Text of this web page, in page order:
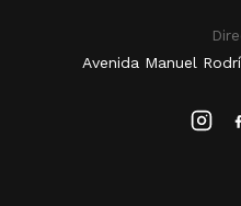
Avenida Manuel